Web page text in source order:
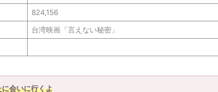
824,156
台湾映画「言えない秘密」
会いに行くよ